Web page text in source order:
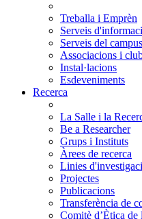
Treballa i Emprèn
Serveis
Serveis del campus
Associacions i
Instal·lacions
Esdeveniments
Recerca
La Salle i la
Be a Researcher
Grups i Instituts
Àrees de recerca
Linies
Projectes
Publicacions
Transferència de
Comitè d’Ètica de